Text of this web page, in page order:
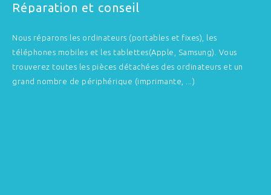
Réparation et conseil
Nous réparons les ordinateurs (portables et fixes), les
téléphones mobiles et les tablettes(Apple, Samsung). Vous
trouverez toutes les pièces détachées des ordinateurs et un
grand nombre de périphérique (imprimante, ...)